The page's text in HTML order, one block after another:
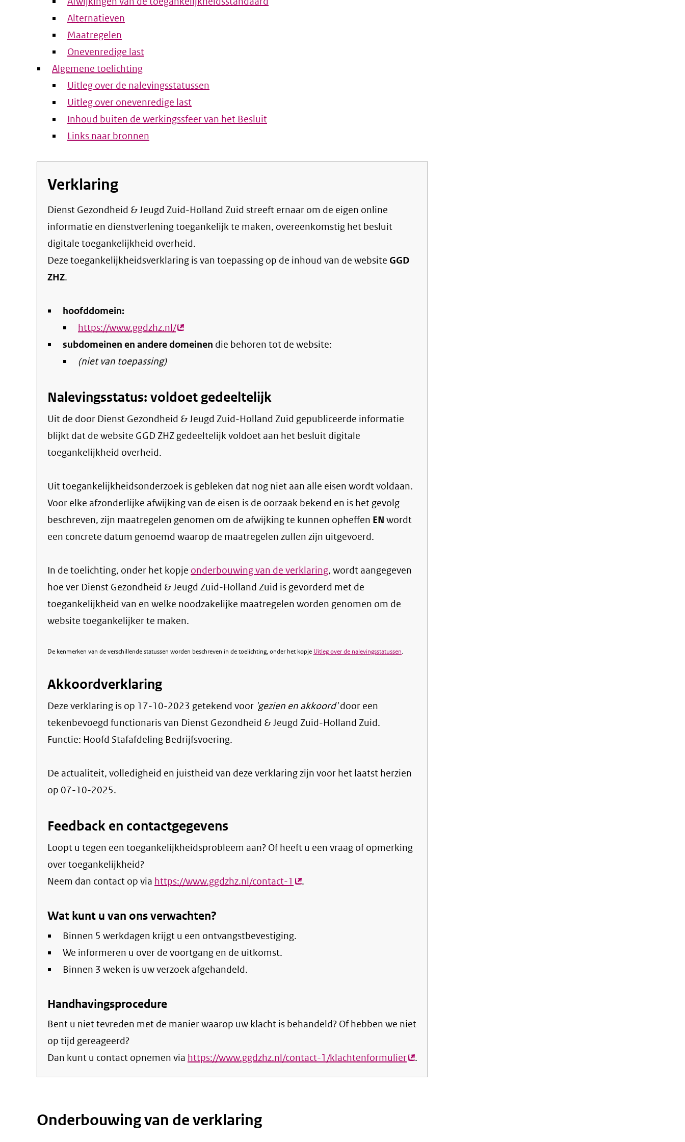
Alternatieven
Maatregelen
Onevenredige last
Algemene toelichting
Uitleg over de nalevingsstatussen
Uitleg over onevenredige last
Inhoud buiten de werkingssfeer van het Besluit
Links naar bronnen
Verklaring
Dienst Gezondheid & Jeugd Zuid-Holland Zuid streeft ernaar om de eigen online
informatie en dienstverlening toegankelijk te maken, overeenkomstig het besluit
digitale toegankelijkheid overheid.
Deze toegankelijkheidsverklaring is van toepassing op de inhoud van de website GGD
ZHZ.
hoofddomein:
https://www.ggdzhz.nl/(externe
link)
subdomeinen en andere domeinen die behoren tot de website:
(niet van toepassing)
Nalevingsstatus: voldoet gedeeltelijk
Uit de door Dienst Gezondheid & Jeugd Zuid-Holland Zuid gepubliceerde informatie
blijkt dat de website GGD ZHZ gedeeltelijk voldoet aan het besluit digitale
toegankelijkheid overheid.
Uit toegankelijkheidsonderzoek is gebleken dat nog niet aan alle eisen wordt voldaan.
Voor elke afzonderlijke afwijking van de eisen is de oorzaak bekend en is het gevolg
beschreven, zijn maatregelen genomen om de afwijking te kunnen opheffen EN wordt
een concrete datum genoemd waarop de maatregelen zullen zijn uitgevoerd.
In de toelichting, onder het kopje onderbouwing van de verklaring, wordt aangegeven
hoe ver Dienst Gezondheid & Jeugd Zuid-Holland Zuid is gevorderd met de
toegankelijkheid van en welke noodzakelijke maatregelen worden genomen om de
website toegankelijker te maken.
De kenmerken van de verschillende statussen worden beschreven in de toelichting, onder het kopje Uitleg over de nalevingsstatussen.
Akkoordverklaring
Deze verklaring is op 17-10-2023 getekend voor 'gezien en akkoord'door een
tekenbevoegd functionaris van Dienst Gezondheid & Jeugd Zuid-Holland Zuid.
Functie: Hoofd Stafafdeling Bedrijfsvoering.
De actualiteit, volledigheid en juistheid van deze verklaring zijn voor het laatst herzien
op 07-10-2025.
Feedback en contactgegevens
Loopt u tegen een toegankelijkheidsprobleem aan? Of heeft u een vraag of opmerking
over toegankelijkheid?
Neem dan contact op via https://www.ggdzhz.nl/contact-1 (externe
.
Wat kunt u van ons verwachten?
Binnen 5 werkdagen krijgt u een ontvangstbevestiging.
We informeren u over de voortgang en de uitkomst.
Binnen 3 weken is uw verzoek afgehandeld.
Handhavingsprocedure
Bent u niet tevreden met de manier waarop uw klacht is behandeld? Of hebben we niet
op tijd gereageerd?
Dan kunt u contact opnemen via https://www.ggdzhz.nl/contact-1/klachtenformulier(externe
link)
.
Onderbouwing van de verklaring